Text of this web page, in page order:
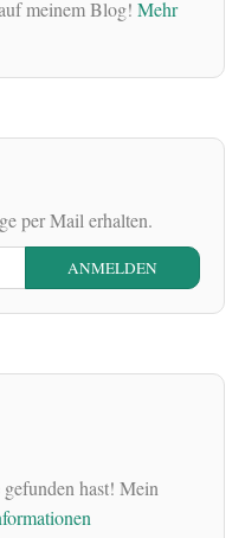
meinem Blog! Mehr
per Mail erhalten.
hast! Mein